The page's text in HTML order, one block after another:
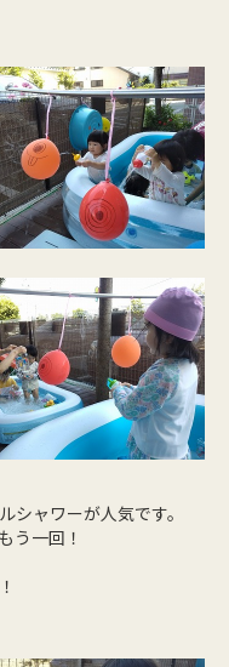
シャワーが人気です。
う一回！